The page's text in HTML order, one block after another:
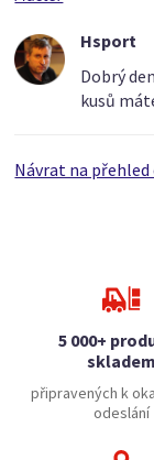
Hsport
Dobrý
kusů
Návrat na
5 000+
skladem
připravených k
odeslání